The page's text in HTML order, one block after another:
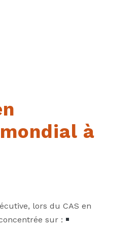
à
lors du CAS en
sur :